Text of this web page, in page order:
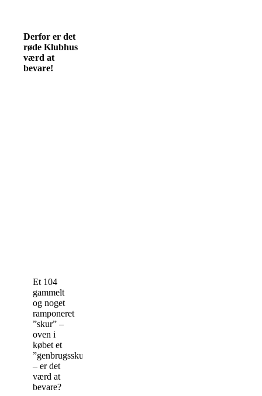
Derfor er det
røde Klubhus
værd at
bevare!
Et 104
gammelt
og noget
ramponeret
”skur” –
oven i
købet et
”genbrugsskur”
– er det
værd at
bevare?